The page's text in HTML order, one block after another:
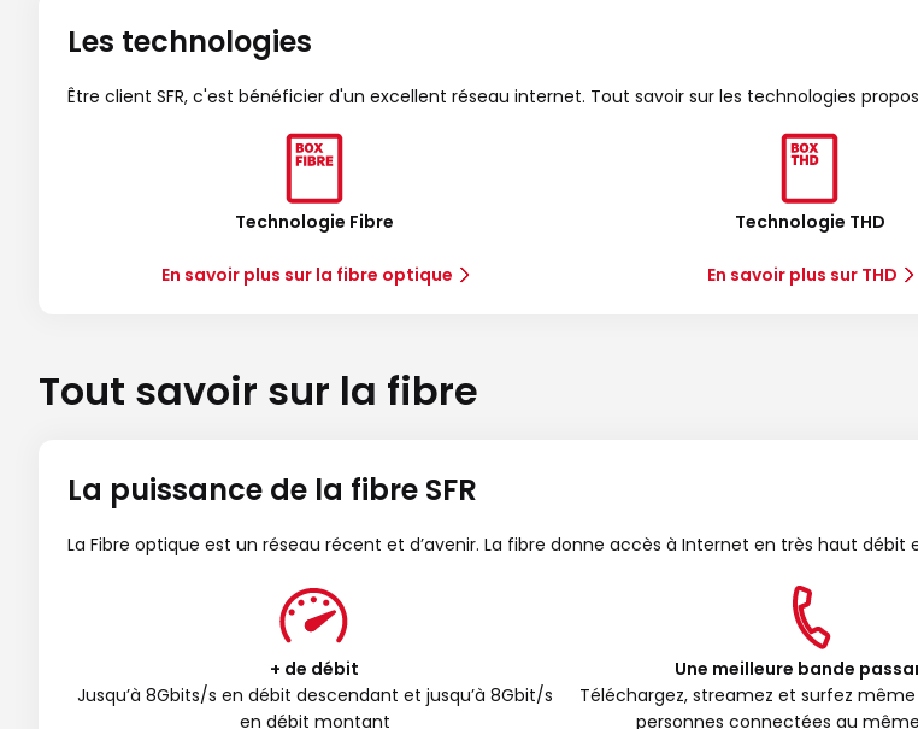
Les technologies
Être client SFR, c'est bénéficier d'un excellent réseau internet. Tout savoir sur les technologies
Technologie Fibre
En savoir plus sur la fibre optique
Technologie THD
En savoir plus sur THD
Tout savoir sur la fibre
La puissance de la fibre SFR
La Fibre optique est un réseau récent et d’avenir. La fibre donne accès à Internet en très haut
+ de débit
Jusqu’à 8Gbits/s en débit descendant et jusqu’à 8Gbit/s
en débit montant
Une meilleure bande
Téléchargez, streamez et surfez
personnes connectées au